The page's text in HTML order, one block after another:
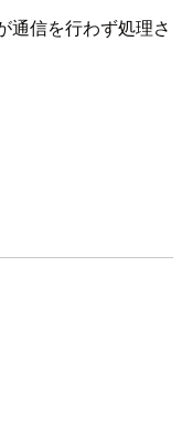
通信を行わず処理さ